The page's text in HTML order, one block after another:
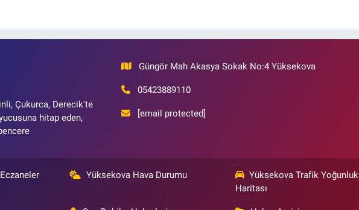
Çukurca, Derecik'te
hitap eden,
Güngör Mah Akasya Sokak No:4 Yüksekova
05423889110
[email protected]
Yüksekova Hava Durumu
Yüksekova Trafik Yoğunluk
Haritası